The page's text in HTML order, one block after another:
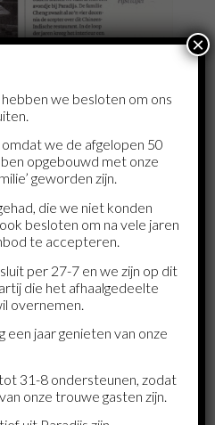
we besloten om ons
we de afgelopen 50
opgebouwd met onze
geworden zijn.
die we niet konden
besloten om na vele jaren
te accepteren.
per 27-7 en we zijn op dit
die het afhaalgedeelte
overnemen.
een jaar genieten van onze
31-8 ondersteunen, zodat
onze trouwe gasten zijn.
×